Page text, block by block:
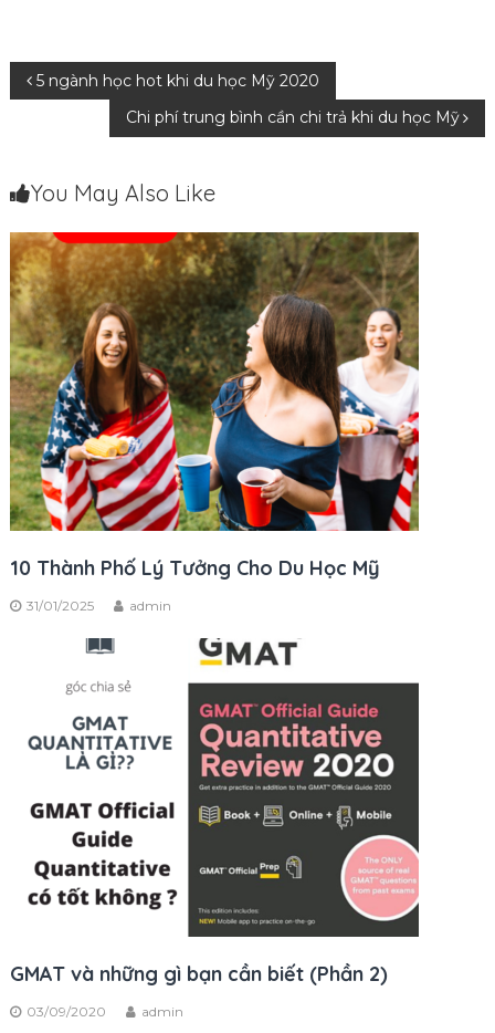
Điều
hướng
bài
viết
5 ngành học hot khi du học Mỹ 2020
Chi phí trung bình cần chi trả khi du học Mỹ
You May Also Like
10 Thành Phố Lý Tưởng Cho Du Học Mỹ
31/01/2025 admin
GMAT và những gì bạn cần biết (Phần 2)
03/09/2020 admin